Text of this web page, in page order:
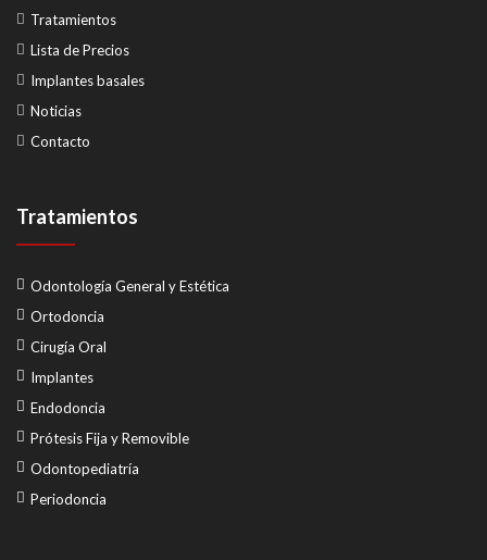
Tratamientos
Lista de Precios
Implantes basales
Noticias
Contacto
Tratamientos
Odontología General y Estética
Ortodoncia
Cirugía Oral
Implantes
Endodoncia
Prótesis Fija y Removible
Odontopediatría
Periodoncia